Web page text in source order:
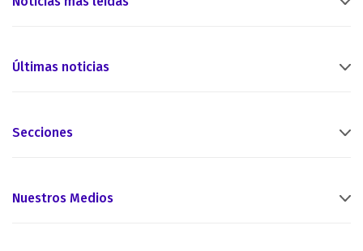
Últimas noticias
Secciones
Nuestros Medios